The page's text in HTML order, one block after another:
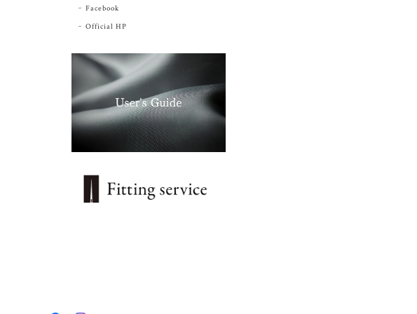
Facebook
Official HP